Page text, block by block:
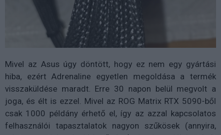
Mivel az Asus úgy döntött, hogy ez nem egy gyártási
hiba, ezért Adrenaline egyetlen megoldása a termék
visszaküldése maradt. Erre 30 napon belül megvolt a
joga, és élt is ezzel. Mivel az ROG Matrix RTX 5090-ből
csak 1000 példány érhető el, így az azzal kapcsolatos
felhasználói tapasztalatok nagyon szűkösek (annyira,